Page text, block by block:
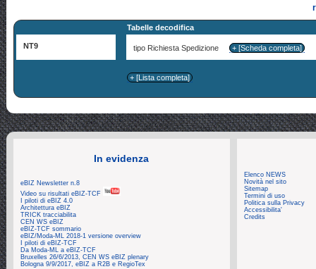
Tabelle decodifica
NT9 tipo Richiesta Spedizione + [Scheda completa]
+ [Lista completa]
In evidenza
eBIZ Newsletter n.8
Video su risultati eBIZ-TCF
I piloti di eBIZ 4.0
Architettura eBIZ
TRICK tracciabilita
CEN WS eBIZ
eBIZ-TCF sommario
eBIZ/Moda-ML 2018-1 versione overview
I piloti di eBIZ-TCF
Da Moda-ML a eBIZ-TCF
Bruxelles 26/6/2013, CEN WS eBIZ plenary
Bologna 9/9/2017, eBIZ a R2B e RegioTex
Elenco NEWS
Novità nel sito
Sitemap
Termini di uso
Politica sulla Privacy
Accessibilita'
Credits